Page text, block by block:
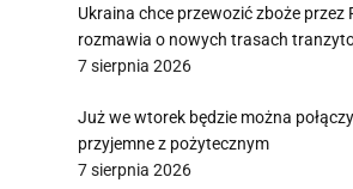
Ukraina chce przewozić zboże przez
rozmawia o nowych trasach
7 sierpnia 2026
Już we wtorek będzie można
przyjemne z pożytecznym
7 sierpnia 2026